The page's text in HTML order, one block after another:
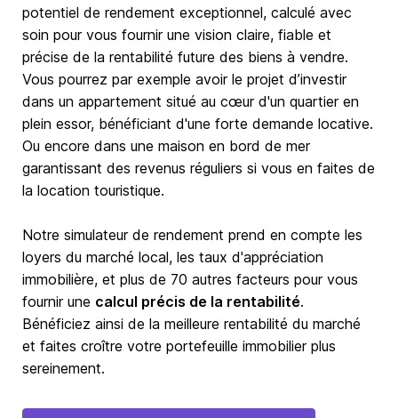
potentiel de rendement exceptionnel, calculé avec
soin pour vous fournir une vision claire, fiable et
précise de la rentabilité future des biens à vendre.
Vous pourrez par exemple avoir le projet d’investir
dans un appartement situé au cœur d'un quartier en
plein essor, bénéficiant d'une forte demande locative.
Ou encore dans une maison en bord de mer
garantissant des revenus réguliers si vous en faites de
la location touristique.
Notre simulateur de rendement prend en compte les
loyers du marché local, les taux d'appréciation
immobilière, et plus de 70 autres facteurs pour vous
fournir une calcul précis de la rentabilité.
Bénéficiez ainsi de la meilleure rentabilité du marché
et faites croître votre portefeuille immobilier plus
sereinement.